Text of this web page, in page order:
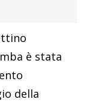
è stata
della